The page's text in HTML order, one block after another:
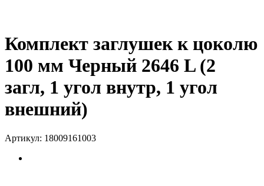
Комплект заглушек к цоколю
100 мм Черный 2646 L (2
загл, 1 угол внутр, 1 угол
внешний)
Артикул: 18009161003